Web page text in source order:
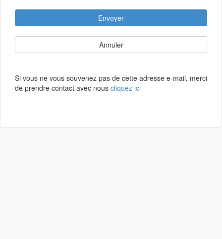
Envoyer
Annuler
Si vous ne vous souvenez pas de cette adresse e-mail, merci
de prendre contact avec nous cliquez ici